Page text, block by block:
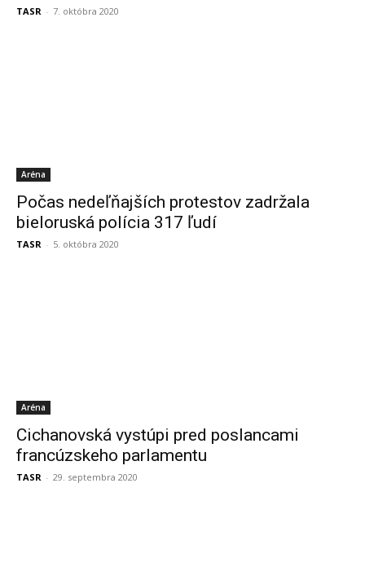
TASR - 7. októbra 2020
Aréna
Počas nedeľňajších protestov zadržala
bieloruská polícia 317 ľudí
TASR - 5. októbra 2020
Aréna
Cichanovská vystúpi pred poslancami
francúzskeho parlamentu
TASR - 29. septembra 2020